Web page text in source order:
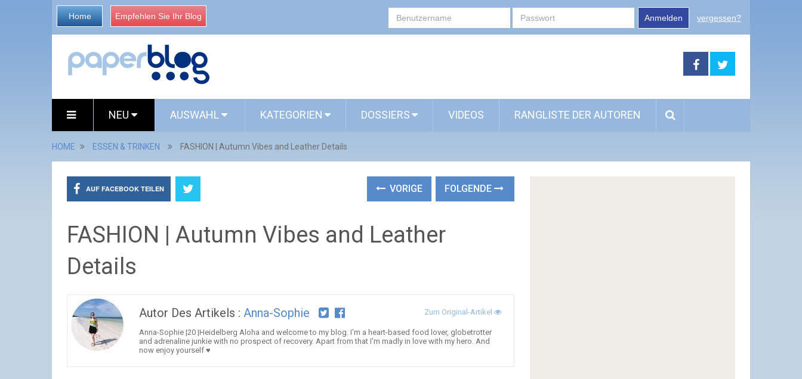
Home Empfehlen Sie Ihr Blog Anmelden vergessen?
NEU AUSWAHL KATEGORIEN DOSSIERS VIDEOS RANGLISTE DER AUTOREN
HOME ESSEN & TRINKEN FASHION | Autumn Vibes and Leather Details
AUF FACEBOOK TEILEN VORIGE FOLGENDE
FASHION | Autumn Vibes and Leather
Details
Autor Des Artikels : Anna-Sophie Zum Original-Artikel
Anna-Sophie |20 |Heidelberg Aloha and welcome to my blog. I'm a heart-based food lover, globetrotter
and adrenaline junkie with no prospect of recovery. Apart from that I'm madly in love with my hero. And
now enjoy yourself ♥